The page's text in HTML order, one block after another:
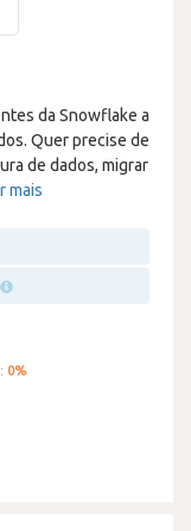
da Snowflake a
Quer precise de
de dados, migrar
mais
0%